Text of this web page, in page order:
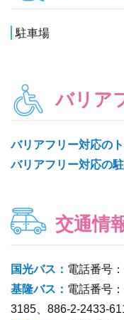
駐車場
バリア
バリアフリー対応のト
バリアフリー対応の駐
交通情
国光バス： 電話番号
基隆バス： 電話番号
3185、886-2-2433-